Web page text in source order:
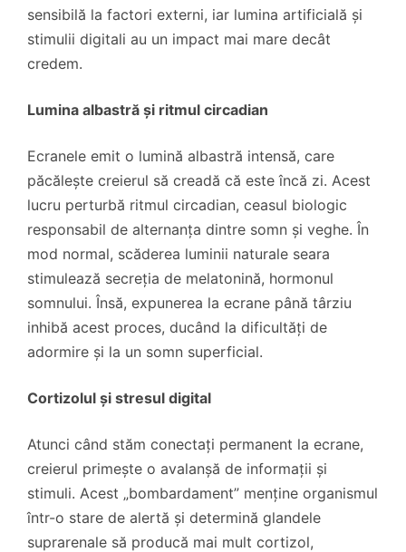
sensibilă la factori externi, iar lumina artificială și
stimulii digitali au un impact mai mare decât
credem.
Lumina albastră și ritmul circadian
Ecranele emit o lumină albastră intensă, care
păcălește creierul să creadă că este încă zi. Acest
lucru perturbă ritmul circadian, ceasul biologic
responsabil de alternanța dintre somn și veghe. În
mod normal, scăderea luminii naturale seara
stimulează secreția de melatonină, hormonul
somnului. Însă, expunerea la ecrane până târziu
inhibă acest proces, ducând la dificultăți de
adormire și la un somn superficial.
Cortizolul și stresul digital
Atunci când stăm conectați permanent la ecrane,
creierul primește o avalanșă de informații și
stimuli. Acest „bombardament” menține organismul
într-o stare de alertă și determină glandele
suprarenale să producă mai mult cortizol,